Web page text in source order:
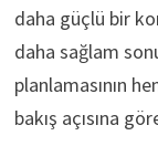
daha güçlü bir
daha sağlam
planlamasının
bakış açısına